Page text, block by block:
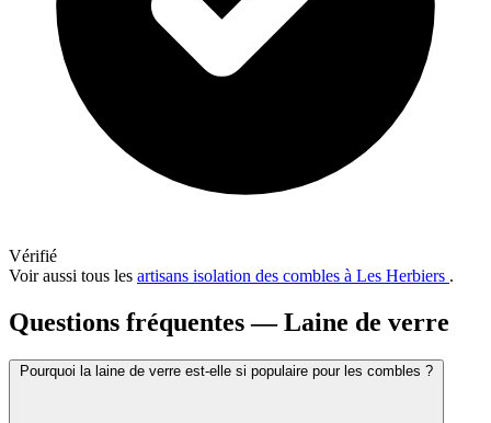
Vérifié
Voir aussi tous les artisans isolation des combles à Les Herbiers .
Questions fréquentes — Laine de verre
Pourquoi la laine de verre est-elle si populaire pour les combles ?